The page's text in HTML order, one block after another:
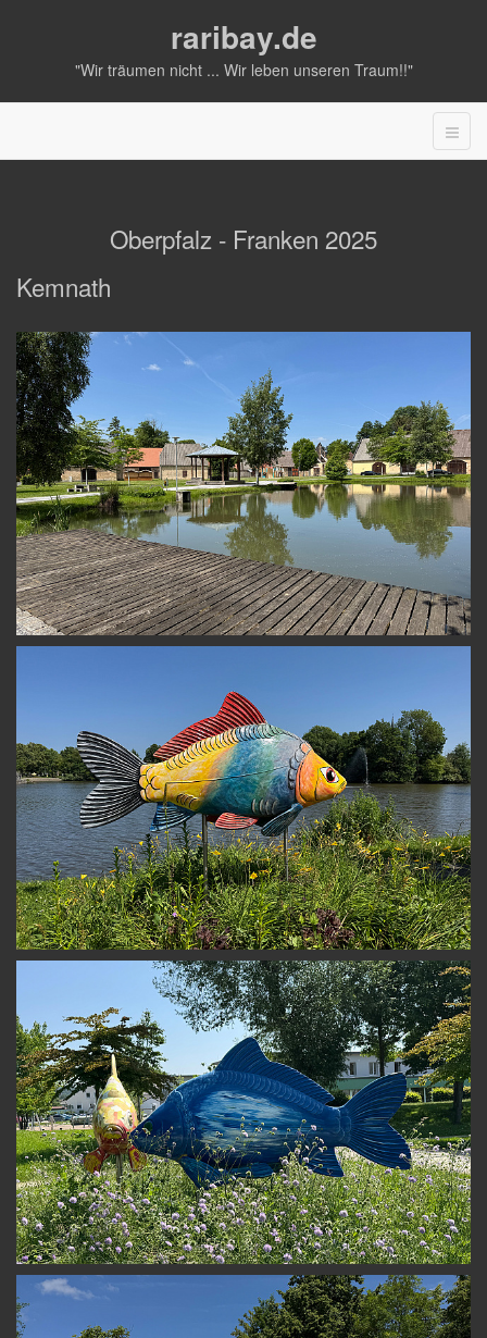
raribay.de
"Wir träumen nicht ... Wir leben unseren Traum!!"
Oberpfalz - Franken 2025
Kemnath